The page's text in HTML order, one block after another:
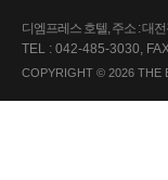
디엠프레스 호텔, 주소 : 대
TEL : 042-485-3030,
COPYRIGHT © 2026 THE